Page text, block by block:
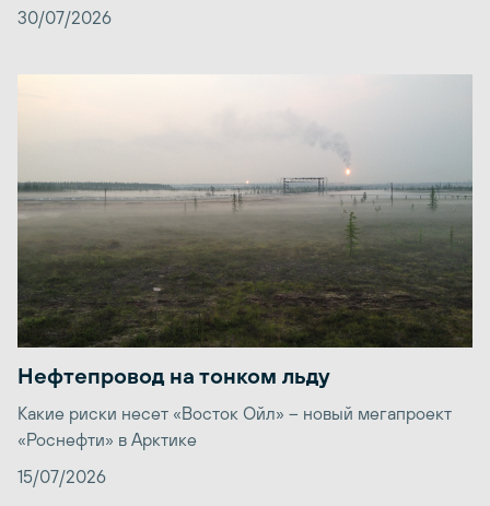
30/07/2026
Нефтепровод на тонком льду
Какие риски несет «Восток Ойл» – новый мегапроект
«Роснефти» в Арктике
15/07/2026